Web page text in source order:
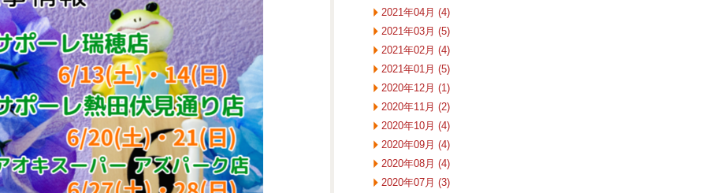
2021年04月 (4)
2021年03月 (5)
2021年02月 (4)
2021年01月 (5)
2020年12月 (1)
2020年11月 (2)
2020年10月 (4)
2020年09月 (4)
2020年08月 (4)
2020年07月 (3)